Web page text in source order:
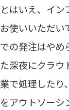
とはいえ、イ
お使いいただい
での発注はやめ
た深夜にクラウ
業で処理したり
をアウトソーシ